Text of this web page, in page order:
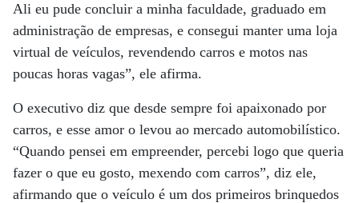
Ali eu pude concluir a minha faculdade, graduado em
administração de empresas, e consegui manter uma loja
virtual de veículos, revendendo carros e motos nas
poucas horas vagas”, ele afirma.
O executivo diz que desde sempre foi apaixonado por
carros, e esse amor o levou ao mercado automobilístico.
“Quando pensei em empreender, percebi logo que queria
fazer o que eu gosto, mexendo com carros”, diz ele,
afirmando que o veículo é um dos primeiros brinquedos